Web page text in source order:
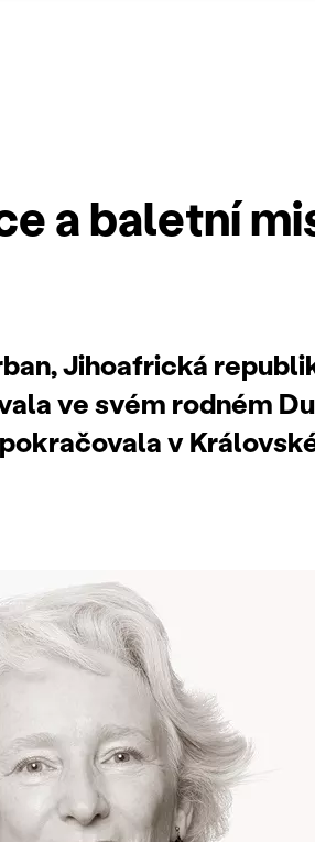
a baletní
Jihoafrická
ve svém rodném
v